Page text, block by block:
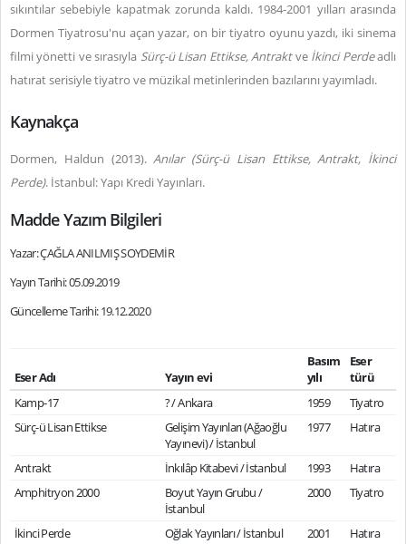
sıkıntılar sebebiyle kapatmak zorunda kaldı. 1984-2001 yılları arasında
Dormen Tiyatrosu'nu açan yazar, on bir tiyatro oyunu yazdı, iki sinema
filmi yönetti ve sırasıyla Sürç-ü Lisan Ettikse,Antraktve İkinci Perdeadlı
hatırat serisiyle tiyatro ve müzikal metinlerinden bazılarını yayımladı.
Kaynakça
Dormen, Haldun (2013).Anılar (Sürç-ü Lisan Ettikse, Antrakt, İkinci
Perde). İstanbul: Yapı Kredi Yayınları.
Madde Yazım Bilgileri
Yazar: ÇAĞLA ANILMIŞ SOYDEMİR
Yayın Tarihi: 05.09.2019
Güncelleme Tarihi: 19.12.2020
Eser Adı Yayın evi
Basım
yılı
Eser
türü
Kamp-17
? / Ankara 1959
Tiyatro
Sürç-ü Lisan Ettikse
Gelişim Yayınları (Ağaoğlu
Yayınevi) / İstanbul
1977 Hatıra
Antrakt İnkılâp Kitabevi / İstanbul 1993
Hatıra
Amphitryon 2000
Boyut Yayın Grubu /
İstanbul
2000 Tiyatro
İkinci Perde Oğlak Yayınları / İstanbul 2001
Hatıra